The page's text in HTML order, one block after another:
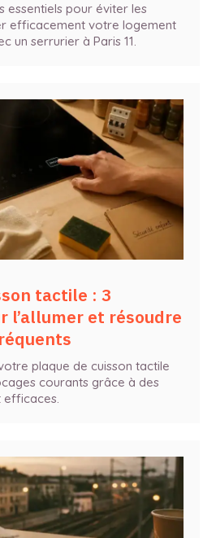
essentiels pour éviter les
efficacement votre logement
un serrurier à Paris 11.
tactile : 3
l’allumer et résoudre
plaque de cuisson tactile
courants grâce à des